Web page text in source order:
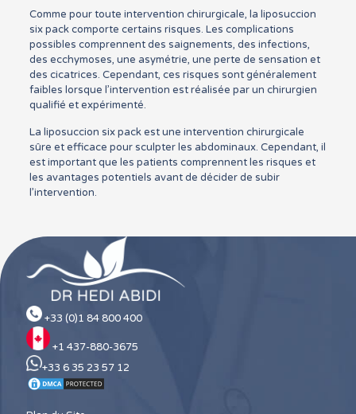
Comme pour toute intervention chirurgicale, la liposuccion
six pack comporte certains risques. Les complications
possibles comprennent des saignements, des infections,
des ecchymoses, une asymétrie, une perte de sensation et
des cicatrices. Cependant, ces risques sont généralement
faibles lorsque l’intervention est réalisée par un chirurgien
qualifié et expérimenté.
La liposuccion six pack est une intervention chirurgicale
sûre et efficace pour sculpter les abdominaux. Cependant, il
est important que les patients comprennent les risques et
les avantages potentiels avant de décider de subir
l’intervention.
+33 (0)1 84 800 400
+1 437-880-3675
+33 6 35 23 57 12